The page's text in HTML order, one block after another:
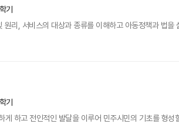
기
원리, 서비스의 대상과 종류를 이해하고 아동정책과 법
기
게 하고 전인적인 발달을 이루어 민주시민의 기초를 형